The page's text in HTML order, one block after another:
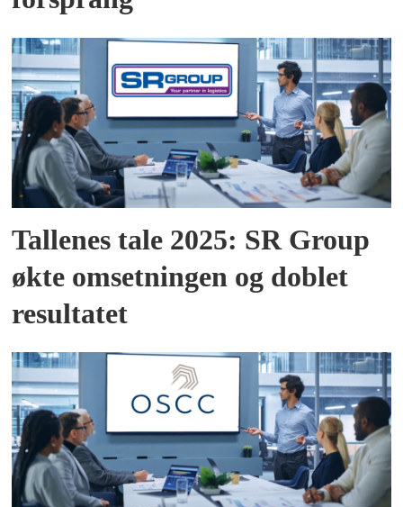
Tallenes tale 2025: SR Group
økte omsetningen og doblet
resultatet